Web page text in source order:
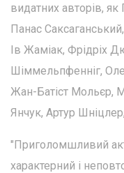
видатних авторів,
Панас
Ів Жаміак, Фрідріх
Шіммельпфенніг,
Жан-Батіст Мольєр,
Янчук, Артур
"Приголомшливий
характерний і